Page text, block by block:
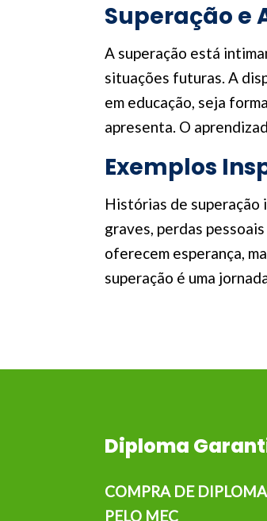
Superação e
A superação está
situações futuras. A
em educação, seja
apresenta. O
Exemplos
Histórias de superação
graves, perdas
oferecem esperança,
superação é uma
Diploma
COMPRA DE
PELO MEC